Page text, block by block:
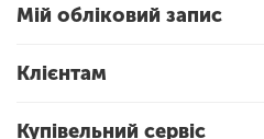
Мій обліковий запис
Клієнтам
Купівельний сервіс